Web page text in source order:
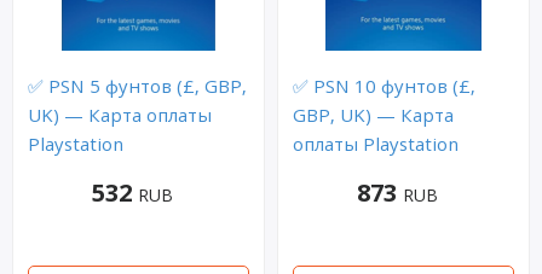
✅ PSN 5 фунтов (£, GBP,
UK) — Карта оплаты
Playstation
532 RUB
✅ PSN 10 фунтов (£,
GBP, UK) — Карта
оплаты Playstation
873 RUB